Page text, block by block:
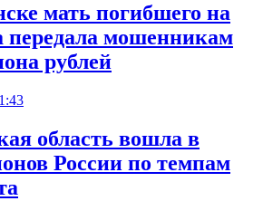
мать погибшего на
мошенникам
рублей
область вошла в
России по темпам